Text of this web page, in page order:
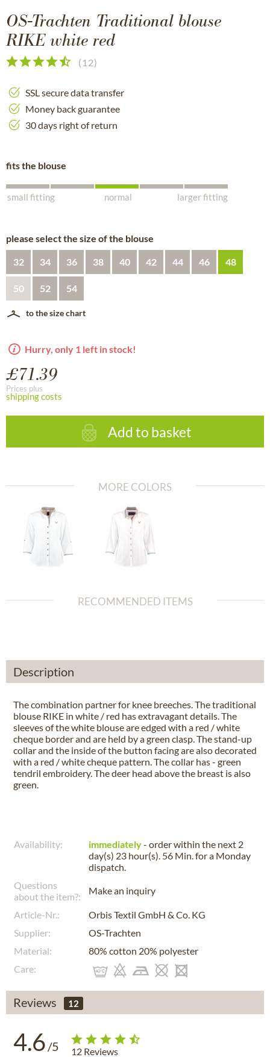
OS-Trachten Traditional blouse
RIKE white red
( 12)
SSL secure data transfer
Money back guarantee
30 days right of return
fits the blouse
small fitting normal larger fitting
please select the size of the blouse
32 34 36 38 40 42 44 46 48
50 52 54
to the size chart
Hurry, only 1 left in stock!
£71.39
Prices plus
shipping costs
Add to basket
MORE COLORS
RECOMMENDED ITEMS
Description
The combination partner for knee breeches. The traditional
blouse RIKE in white / red has extravagant details. The
sleeves of the white blouse are edged with a red / white
cheque border and are held by a green clasp. The stand-up
collar and the inside of the button facing are also decorated
with a red / white cheque pattern. The collar has - green
tendril embroidery. The deer head above the breast is also
green.
Availability: immediately- order within the next 2
day(s) 23 hour(s). 56 Min.for a Monday
dispatch.
Questions
about the item?:
Make an inquiry
Article-Nr.:
Orbis Textil GmbH & Co. KG
Supplier:
OS-Trachten
Material:
80% cotton 20% polyester
Care:
Reviews 12
4.6 /5 12 Reviews